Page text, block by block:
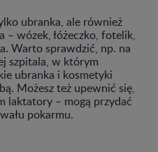
ubranka, ale również
– wózek, łóżeczko, fotelik,
Warto sprawdzić, np. na
szpitala, w którym
ubranka i kosmetyki
Możesz też upewnić się,
laktatory – mogą przydać
pokarmu.